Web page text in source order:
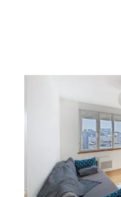
, 3 pièces
Appartement
750 €
par mois charges
Visiter le site dédié